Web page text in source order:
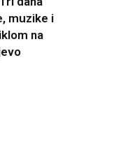
muzike i
na